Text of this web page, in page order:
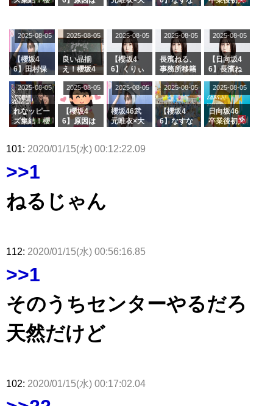
ズ絶賛販売
タラ】
属している
がこちら
理子、8/6
「ラヴィッ
ト！」水曜
スタジオ出
演決定
uddiesを
ざわつかせ
る...
カップお姉
さんに恐怖
【くりぃむ
ナンタラ】
2曲目っ
て...【ラヴ
ィット 東
京ドーム公
演】
師匠オード
リー若林さ
んと再会し
た結果･･･
【激レアさ
きた。】
【櫻坂4
6】田村保
ージを脱い
でいた理由
2025-08-05
良い品揃
え！櫻坂4
グル『Mak
e or Brea
k』オフィ
シャルグッ
ズ絶賛販売
2025-08-05
【櫻坂4
6】くりぃ
の2人を手
玉に取る大
沼晶保【く
りぃむナン
タラ】
2025-08-05
長濱ねる、
事務所移籍
属を発表
2025-08-05
【日向坂4
6】長濱ね
ら移籍しフ
ラーム所属
に。これで
事務所に所
属している
2025-08-05
れなッピー
ズ集結！櫻
理子、8/6
ト！」水曜
スタジオ出
2025-08-05
【櫻坂4
6】原因は
uddiesを
2025-08-05
櫻坂46武
元唯衣×大
カップお姉
2025-08-05
【櫻坂4
6】なすな
2025-08-05
日向坂46
卒業後初共
2025-08-05
101: 2020/01/15(水) 00:12:22.09
>>1
ねるじゃん
112: 2020/01/15(水) 00:56:16.85
>>1
そのうちセンターやるだろ
天然だけど
102: 2020/01/15(水) 00:17:02.04